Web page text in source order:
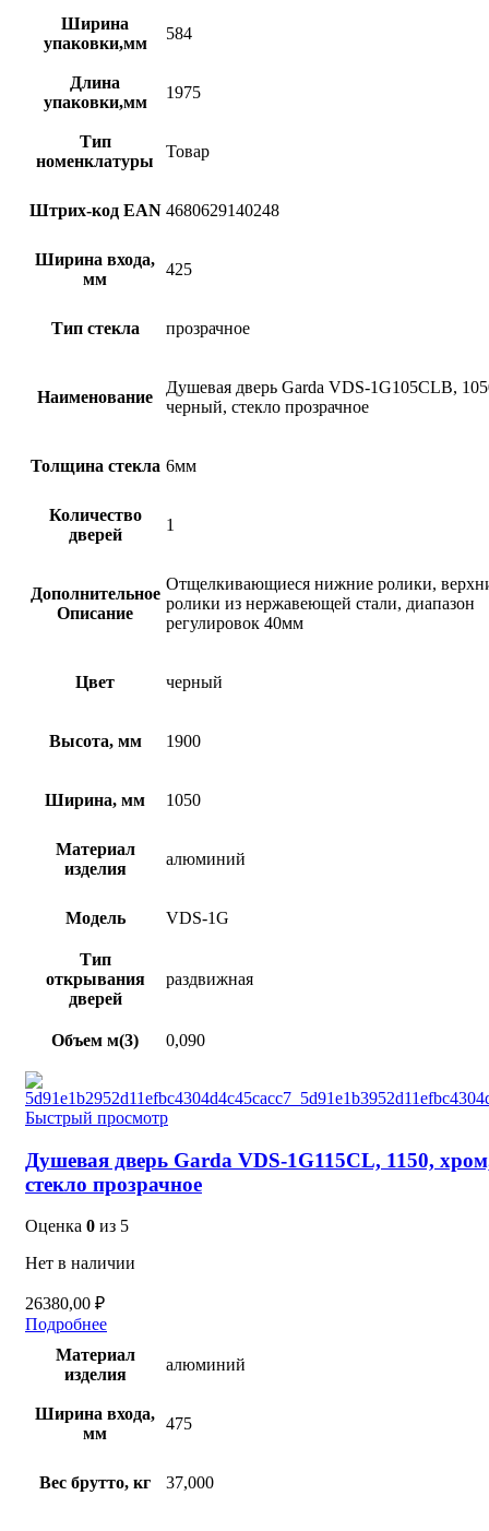
Ширина
упаковки,мм
584
Длина
упаковки,мм
1975
Тип
номенклатуры
Товар
Штрих-код EAN 4680629140248
Ширина входа,
мм
425
Тип стекла прозрачное
Наименование
Душевая дверь Garda VDS-1G105CLB,
черный, стекло прозрачное
Толщина стекла 6мм
Количество
дверей
1
Дополнительное
Описание
Отщелкивающиеся нижние ролики,
ролики из нержавеющей стали, диапазон
регулировок 40мм
Цвет черный
Высота, мм 1900
Ширина, мм 1050
Материал
изделия
алюминий
Модель VDS-1G
Тип
открывания
дверей
раздвижная
Объем м(3) 0,090
Быстрый просмотр
Душевая дверь Garda VDS-1G115CL, 1150,
стекло прозрачное
Оценка 0 из 5
Нет в наличии
26380,00 ₽
Подробнее
Материал
изделия
алюминий
Ширина входа,
мм
475
Вес брутто, кг 37,000